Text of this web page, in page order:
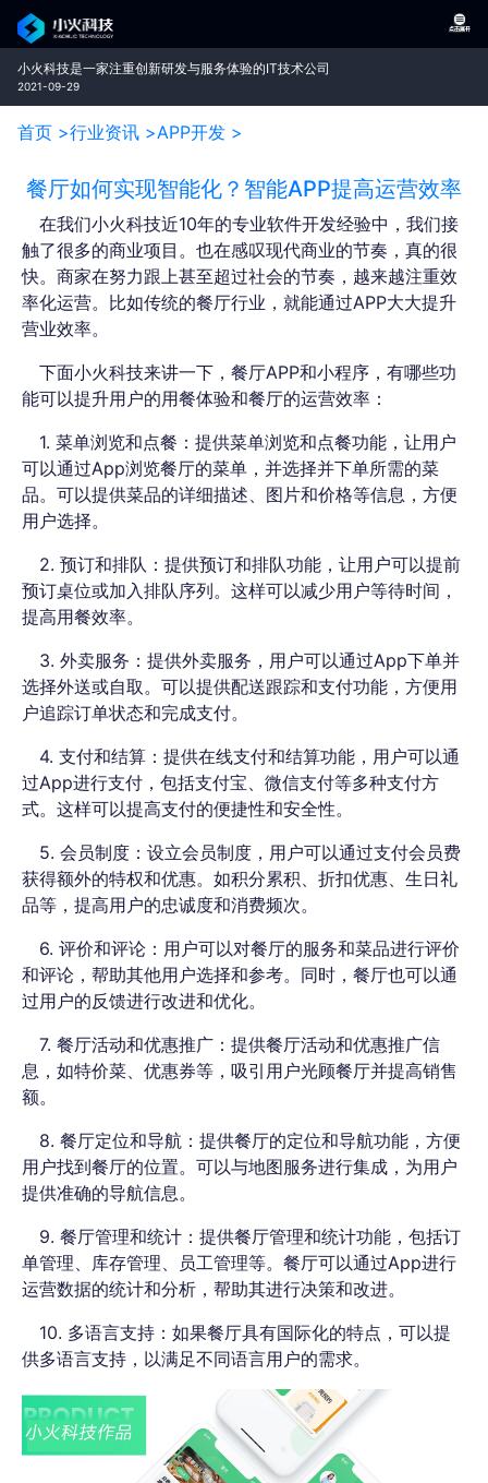
小火科技是一家注重创新研发与服务体验的IT技术公司
2021-09-29
首页 >行业资讯 >APP开发 >
餐厅如何实现智能化？智能APP提高运营效率
在我们小火科技近10年的专业软件开发经验中，我们接
触了很多的商业项目。也在感叹现代商业的节奏，真的很
快。商家在努力跟上甚至超过社会的节奏，越来越注重效
率化运营。比如传统的餐厅行业，就能通过APP大大提升
营业效率。
下面小火科技来讲一下，餐厅APP和小程序，有哪些功
能可以提升用户的用餐体验和餐厅的运营效率：
1. 菜单浏览和点餐：提供菜单浏览和点餐功能，让用户
可以通过App浏览餐厅的菜单，并选择并下单所需的菜
品。可以提供菜品的详细描述、图片和价格等信息，方便
用户选择。
2. 预订和排队：提供预订和排队功能，让用户可以提前
预订桌位或加入排队序列。这样可以减少用户等待时间，
提高用餐效率。
3. 外卖服务：提供外卖服务，用户可以通过App下单并
选择外送或自取。可以提供配送跟踪和支付功能，方便用
户追踪订单状态和完成支付。
4. 支付和结算：提供在线支付和结算功能，用户可以通
过App进行支付，包括支付宝、微信支付等多种支付方
式。这样可以提高支付的便捷性和安全性。
5. 会员制度：设立会员制度，用户可以通过支付会员费
获得额外的特权和优惠。如积分累积、折扣优惠、生日礼
品等，提高用户的忠诚度和消费频次。
6. 评价和评论：用户可以对餐厅的服务和菜品进行评价
和评论，帮助其他用户选择和参考。同时，餐厅也可以通
过用户的反馈进行改进和优化。
7. 餐厅活动和优惠推广：提供餐厅活动和优惠推广信
息，如特价菜、优惠券等，吸引用户光顾餐厅并提高销售
额。
8. 餐厅定位和导航：提供餐厅的定位和导航功能，方便
用户找到餐厅的位置。可以与地图服务进行集成，为用户
提供准确的导航信息。
9. 餐厅管理和统计：提供餐厅管理和统计功能，包括订
单管理、库存管理、员工管理等。餐厅可以通过App进行
运营数据的统计和分析，帮助其进行决策和改进。
10. 多语言支持：如果餐厅具有国际化的特点，可以提
供多语言支持，以满足不同语言用户的需求。